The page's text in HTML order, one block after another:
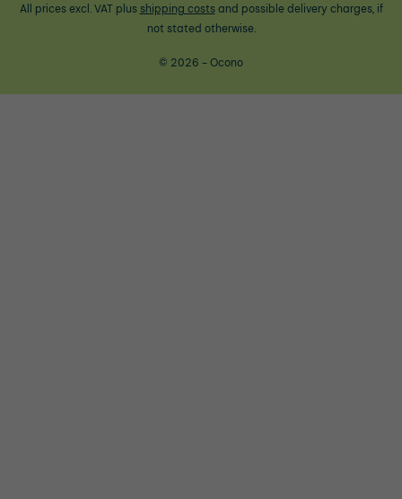
All prices excl. VAT plus shipping costsand possible delivery charges, if
not stated otherwise.
© 2026 - Ocono